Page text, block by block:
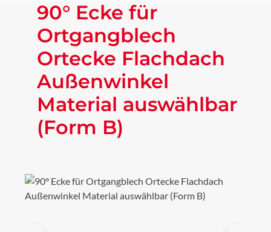
90° Ecke für
Ortgangblech
Ortecke Flachdach
Außenwinkel
Material auswählbar
(Form B)
Bildergalerie überspringen